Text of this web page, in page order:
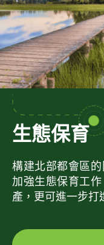
生態保育
構建北部都會區
加強生態保育工
產，更可進一步打